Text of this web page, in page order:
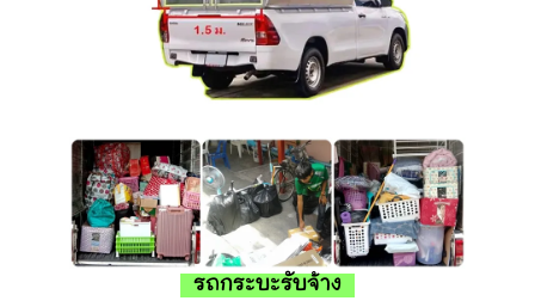
รถกระบะรับจ้าง